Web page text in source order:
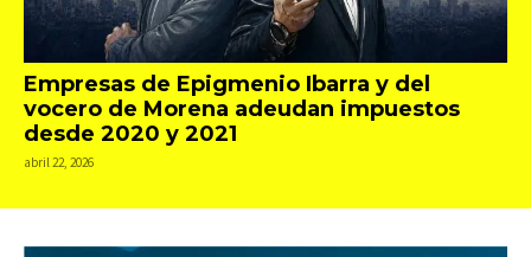
Empresas de Epigmenio Ibarra y del
vocero de Morena adeudan impuestos
desde 2020 y 2021
abril 22, 2026